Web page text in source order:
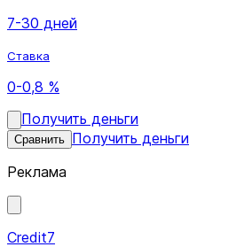
7-30 дней
Ставка
0-0,8 %
Получить деньги
Сравнить Получить деньги
Реклама
Credit7